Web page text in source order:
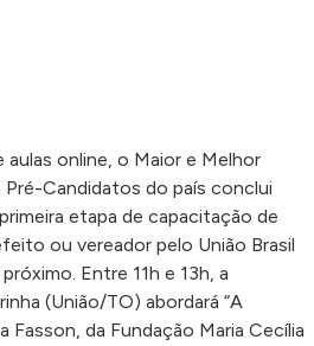
aulas online, o Maior e Melhor
Pré-Candidatos do país conclui
etapa de capacitação de
ou vereador pelo União Brasil
Entre 11h e 13h, a
(União/TO) abordará “A
Fasson, da Fundação Maria Cecília